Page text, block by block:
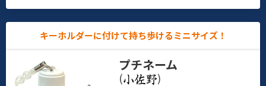
キーホルダーに付けて持ち歩けるミニサイズ！
プチネーム
(
)